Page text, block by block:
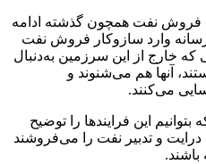
فروش نفت همچون گذشته ادامه
رسانه وارد سازوکار فروش نفت
خارج از این سرزمین به‌دنبال
آنها هم می‌شنوند و
می‌کنند.
این فرایندها را توضیح
درایت و تدبیر نفت را می‌فروشند
باشند.